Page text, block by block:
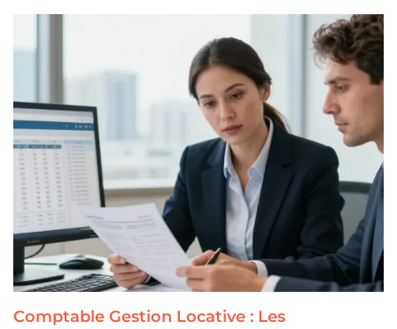
Comptable Gestion Locative : Les